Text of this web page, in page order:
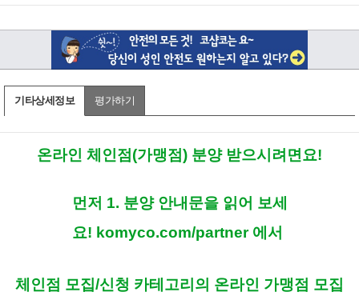
기타상세정보 평가하기
온라인 체인점(가맹점) 분양 받으시려면요!
먼저 1. 분양 안내문을 읽어 보세
요! komyco.com/partner​ 에서
체인점 모집/신청 카테고리의 온라인 가맹점 모집